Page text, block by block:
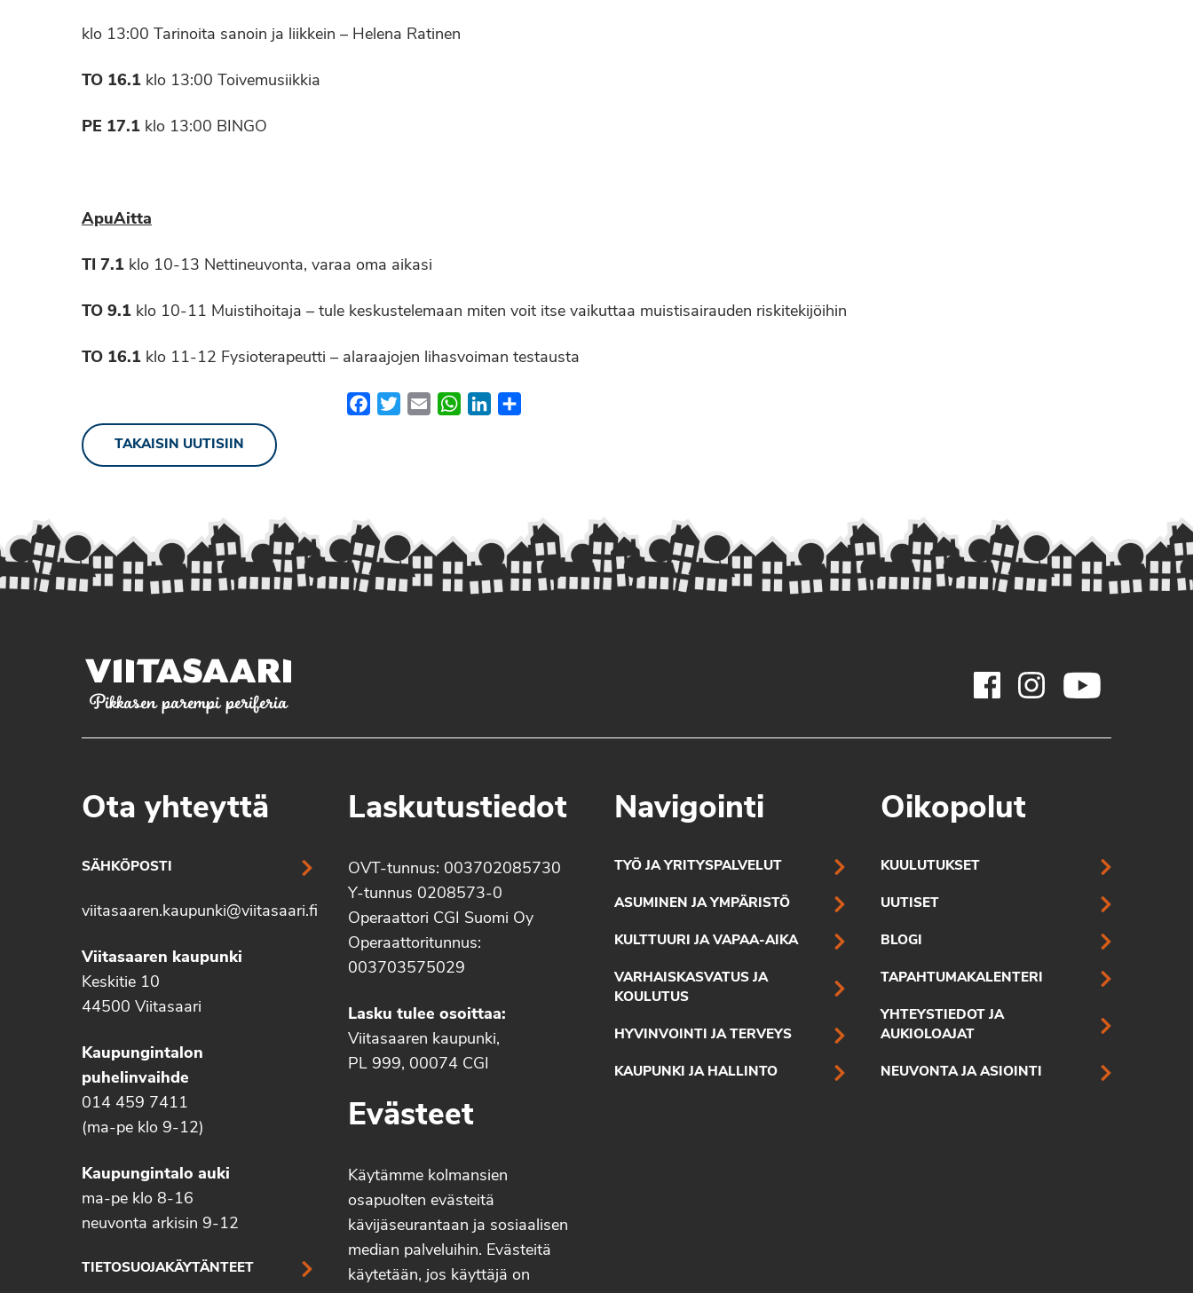
klo 13:00 Tarinoita sanoin ja liikkein – Helena Ratinen
TO 16.1 klo 13:00 Toivemusiikkia
PE 17.1 klo 13:00 BINGO
ApuAitta
TI 7.1 klo 10-13 Nettineuvonta, varaa oma aikasi
TO 9.1 klo 10-11 Muistihoitaja – tule keskustelemaan miten voit itse vaikuttaa muistisairauden riskitekijöihin
TO 16.1 klo 11-12 Fysioterapeutti – alaraajojen lihasvoiman testausta
FacebookTwitterEmail WhatsApp
LinkedIn
TAKAISIN UUTISIIN
Pikkasen parempi periferia
Ota yhteyttä
SÄHKÖPOSTI
viitasaaren.kaupunki@viitasaari.fi
Viitasaaren kaupunki
Keskitie 10
44500 Viitasaari
Kaupungintalon
puhelinvaihde
014 459 7411
(ma-pe klo 9-12)
Kaupungintalo auki
ma-pe klo 8-16
neuvonta arkisin 9-12
TIETOSUOJAKÄYTÄNTEET
Laskutustiedot
OVT-tunnus: 003702085730
Y-tunnus 0208573-0
Operaattori CGI Suomi Oy
Operaattoritunnus:
003703575029
Lasku tulee osoittaa:
Viitasaaren kaupunki,
PL 999, 00074 CGI
Evästeet
Käytämme kolmansien
osapuolten evästeitä
kävijäseurantaan ja sosiaalisen
median palveluihin. Evästeitä
käytetään, jos käyttäjä on
Navigointi
TYÖ JA YRITYSPALVELUT
ASUMINEN JA YMPÄRISTÖ
KULTTUURI JA VAPAA-AIKA
VARHAISKASVATUS JA
KOULUTUS
HYVINVOINTI JA TERVEYS
KAUPUNKI JA HALLINTO
Oikopolut
KUULUTUKSET
UUTISET
BLOGI
TAPAHTUMAKALENTERI
YHTEYSTIEDOT JA
AUKIOLOAJAT
NEUVONTA JA ASIOINTI